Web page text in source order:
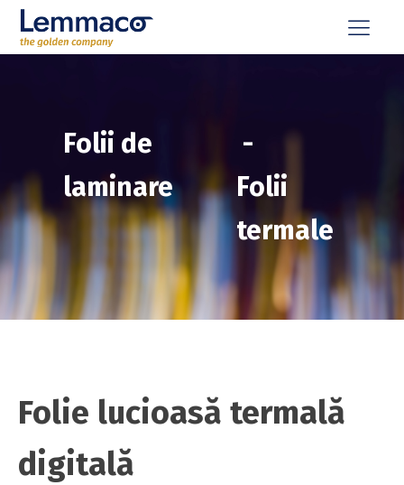
Folii de
laminare
-
Folii
termale
Folie lucioasă termală
digitală